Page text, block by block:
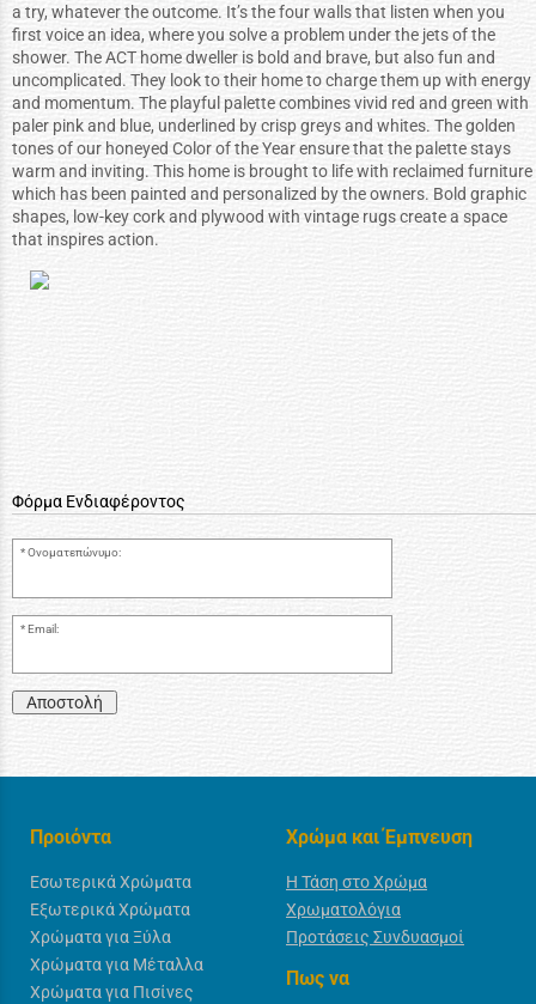
a try, whatever the outcome. It’s the four walls that listen when you
first voice an idea, where you solve a problem under the jets of the
shower. The ACT home dweller is bold and brave, but also fun and
uncomplicated. They look to their home to charge them up with energy
and momentum. The playful palette combines vivid red and green with
paler pink and blue, underlined by crisp greys and whites. The golden
tones of our honeyed Color of the Year ensure that the palette stays
warm and inviting. This home is brought to life with reclaimed furniture
which has been painted and personalized by the owners. Bold graphic
shapes, low-key cork and plywood with vintage rugs create a space
that inspires action.
Φόρμα Ενδιαφέροντος
Ονοματεπώνυμο:
Email:
Αποστολή
Προιόντα
Εσωτερικά Χρώματα
Εξωτερικά Χρώματα
Χρώματα για Ξύλα
Χρώματα για Μέταλλα
Χρώματα για Πισίνες
Χρώμα και Έμπνευση
Η Τάση στο Χρώμα
Χρωματολόγια
Προτάσεις Συνδυασμοί
Πως να